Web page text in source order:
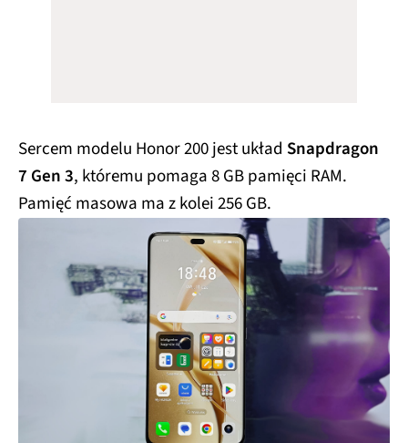
Sercem modelu Honor 200 jest układ Snapdragon
7 Gen 3, któremu pomaga 8 GB pamięci RAM.
Pamięć masowa ma z kolei 256 GB.